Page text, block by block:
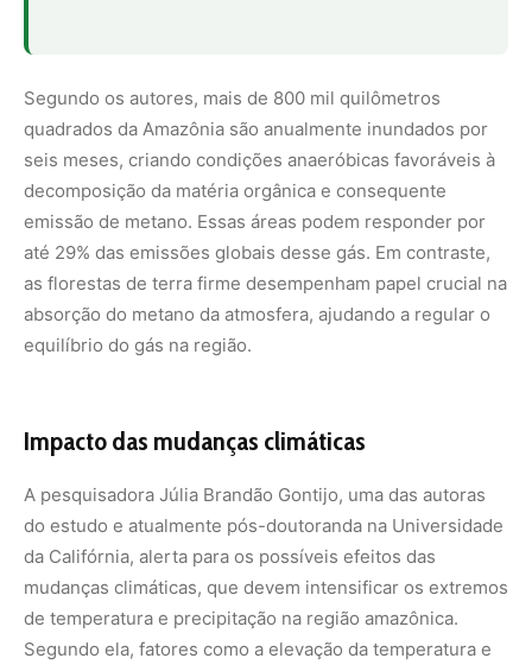
Impacto das mudanças climáticas
A pesquisadora Júlia Brandão Gontijo, uma das autoras
do estudo e atualmente pós-doutoranda na Universidade
da Califórnia, alerta para os possíveis efeitos das
mudanças climáticas, que devem intensificar os extremos
de temperatura e precipitação na região amazônica.
Segundo ela, fatores como a elevação da temperatura e
alterações nos padrões de chuva podem modificar a
composição microbiana do solo e, por consequência, o
fluxo de metano nessas áreas.